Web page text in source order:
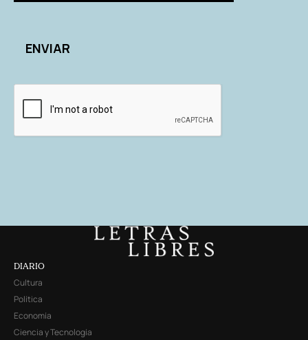
DIARIO
Cultura
Política
Economía
Ciencia y Tecnología